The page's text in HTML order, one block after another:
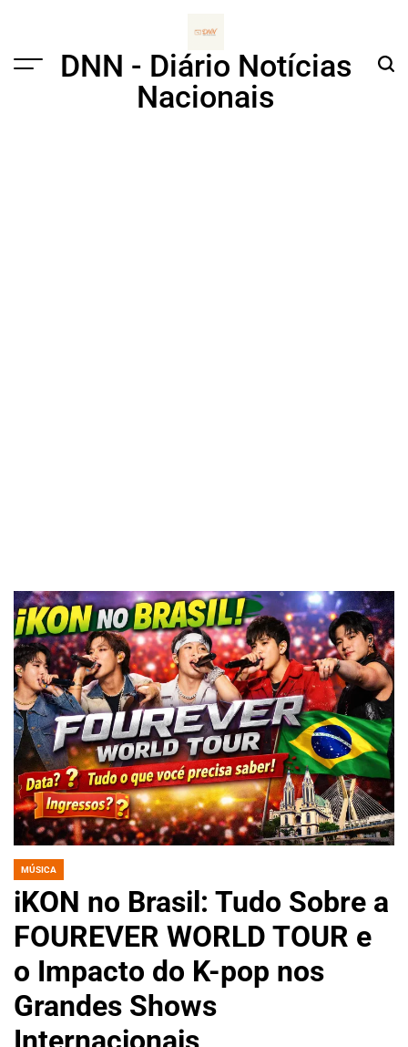
Menu
DNN - Diário Notícias
Nacionais
POSTED
IN
MÚSICA
iKON no Brasil: Tudo Sobre a
FOUREVER WORLD TOUR e
o Impacto do K-pop nos
Grandes Shows